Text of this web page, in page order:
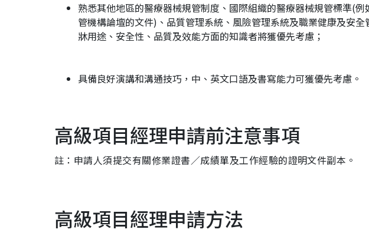
熟悉其他地區的醫療器械規管制度、國際組織的醫療器械規管標準(
管機構論壇的文件)、品質管理系統、風險管理系統及職業健康及安
牀用途、安全性、品質及效能方面的知識者將獲優先考慮；
具備良好演講和溝通技巧，中、英文口語及書寫能力可獲優先考慮。
高級項目經理申請前注意事項
註：申請人須提交有關修業證書／成績單及工作經驗的證明文件副本。
高級項目經理申請方法